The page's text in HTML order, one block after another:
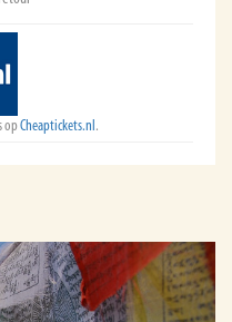
opCheaptickets.nl.